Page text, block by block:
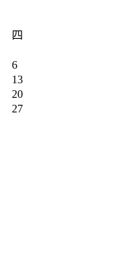
四
6
13
20
27